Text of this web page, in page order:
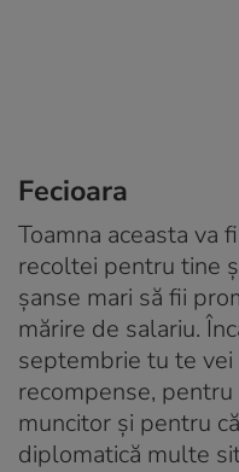
Fecioara
Toamna aceasta va
recoltei pentru tine
șanse mari să fii
mărire de salariu.
septembrie tu te
recompense,
muncitor și pentru
diplomatică multe